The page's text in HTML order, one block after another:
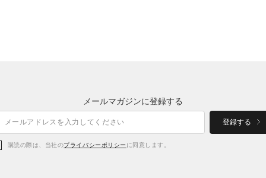
外でのジョギングにはもちろん、
迷ったらコレと言っていい、おすす
メールマガジンに登録する
登録する
購読の際は、当社のプライバシーポリシー に同意します。